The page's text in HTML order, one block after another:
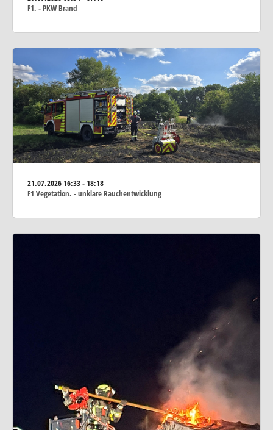
F1. - PKW Brand
21.07.202616:33 - 18:18
F1 Vegetation. - unklare Rauchentwicklung